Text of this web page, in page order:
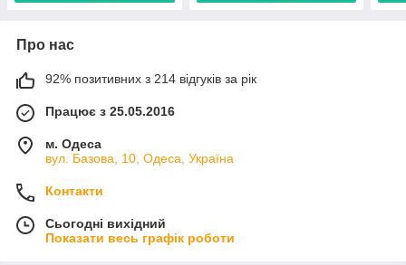
Про нас
92% позитивних з 214 відгуків за рік
Працює з 25.05.2016
м. Одеса
вул. Базова, 10, Одеса, Україна
Контакти
Сьогодні вихідний
Показати весь графік роботи